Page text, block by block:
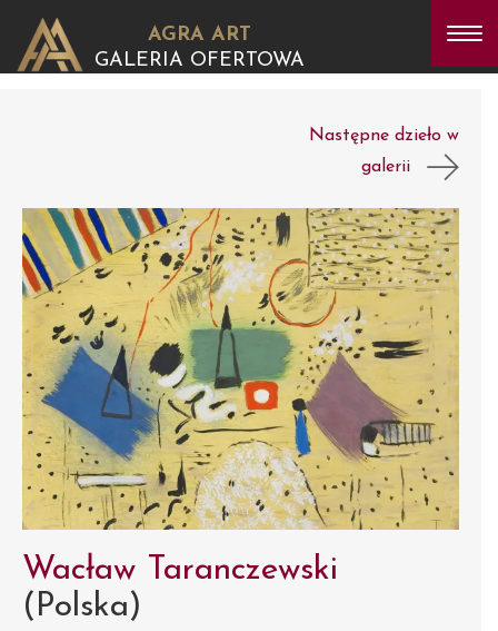
AGRA ART
GALERIA OFERTOWA
Następne dzieło w
galerii
Wacław Taranczewski
(Polska)